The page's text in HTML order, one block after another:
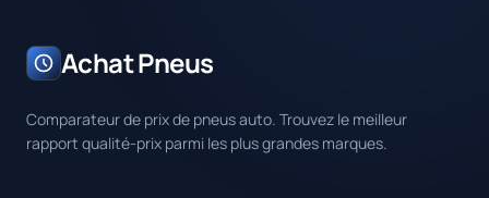
Achat Pneus
Comparateur de prix de pneus auto. Trouvez le meilleur
rapport qualité-prix parmi les plus grandes marques.